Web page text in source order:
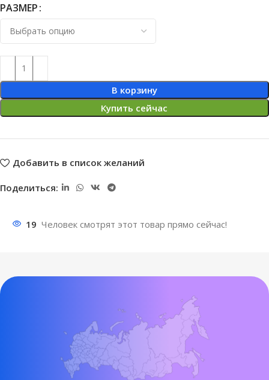
РАЗМЕР
В корзину
Купить сейчас
Добавить в список желаний
Поделиться:
19 Человек смотрят этот товар прямо сейчас!